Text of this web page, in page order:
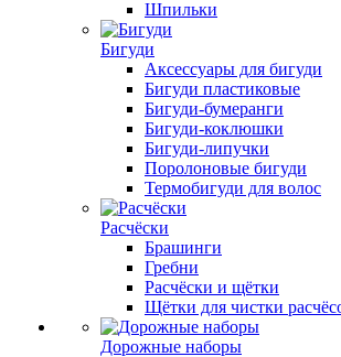
Шпильки
Бигуди
Аксессуары для бигуди
Бигуди пластиковые
Бигуди-бумеранги
Бигуди-коклюшки
Бигуди-липучки
Поролоновые бигуди
Термобигуди для волос
Расчёски
Брашинги
Гребни
Расчёски и щётки
Щётки для чистки
Дорожные наборы